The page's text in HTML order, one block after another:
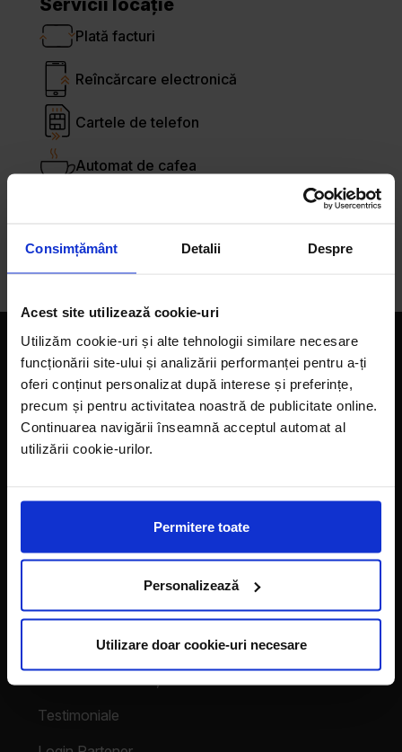
Consimțământ Detalii Despre
Acest site utilizează cookie-uri
Utilizăm cookie-uri și alte tehnologii similare necesare
funcționării site-ului și analizării performanței pentru a-ți
oferi conținut personalizat după interese și preferințe,
precum și pentru activitatea noastră de publicitate online.
Continuarea navigării înseamnă acceptul automat al
utilizării cookie-urilor.
Permitere toate
Personalizează
Utilizare doar cookie-uri necesare
Servicii locație
Plată facturi
Reîncărcare electronică
Cartele de telefon
Automat de cafea
Plată cu cardul
Companie
Magazine
Despre noi
Testimoniale